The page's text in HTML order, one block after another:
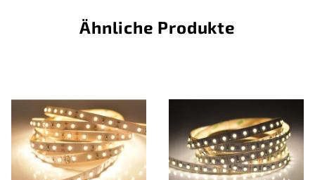
Ähnliche Produkte